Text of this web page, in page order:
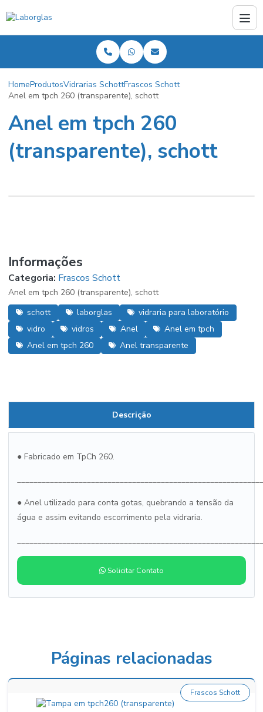
HomeProdutosVidrarias SchottFrascos Schott
Anel em tpch 260 (transparente), schott
Anel em tpch 260
(transparente), schott
Informações
Categoria: Frascos Schott
Anel em tpch 260 (transparente), schott
schott
laborglas
vidraria para laboratório
vidro
vidros Anel
Anel em tpch
Anel em tpch 260
Anel transparente
Descrição
● Fabricado em TpCh 260.
● Anel utilizado para conta gotas, quebrando a tensão da
água e assim evitando escorrimento pela vidraria.
Solicitar Contato
Páginas relacionadas
Frascos Schott